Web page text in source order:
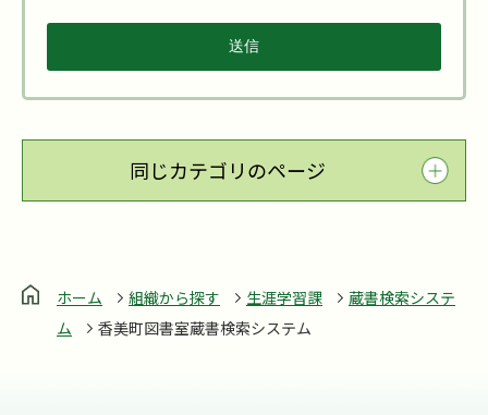
同じカテゴリのページ
ホーム 組織から探す 生涯学習課
蔵書検索システ
ム
香美町図書室蔵書検索システム